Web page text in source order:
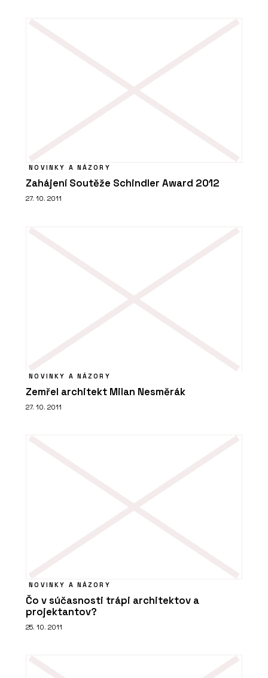
NOVINKY A NÁZORY
Zahájení Soutěže Schindler Award 2012
27. 10. 2011
NOVINKY A NÁZORY
Zemřel architekt Milan Nesměrák
27. 10. 2011
NOVINKY A NÁZORY
Čo v súčasnosti trápi architektov a
projektantov?
25. 10. 2011